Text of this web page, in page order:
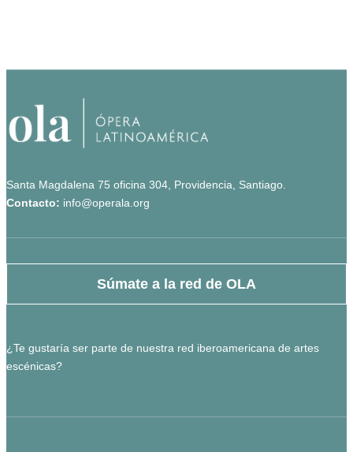
Santa Magdalena 75 oficina 304, Providencia, Santiago.
Contacto: info@operala.org
Súmate a la red de OLA
¿Te gustaría ser parte de nuestra red iberoamericana de artes
escénicas?